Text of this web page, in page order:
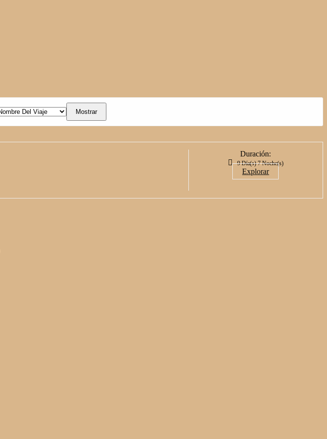
Mostrar
Duración:
9 Día(s) 7 Noche(s)
Explorar